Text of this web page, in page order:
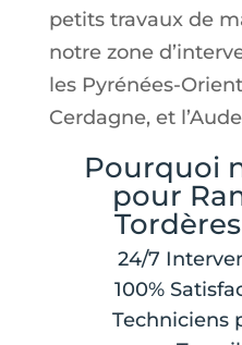
petits travaux de
notre zone
les Pyrénées-
Cerdagne, et l’Aude
Pourquoi
pour
24/7
100%
Techniciens